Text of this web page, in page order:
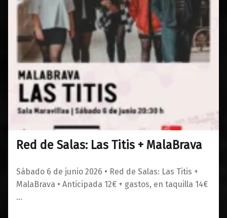
Red de Salas: Las Titis + MalaBrava
Sábado 6 de junio 2026 • Red de Salas: Las Titis +
MalaBrava • Anticipada 12€ + gastos, en taquilla 14€
…
01/05/20260
Maravillas